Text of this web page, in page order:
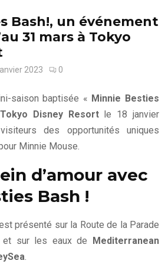
Bash!, un événement
31 mars à Tokyo
2023 0
saison baptisée « Minnie Besties
Tokyo Disney Resort
le 18 janvier
des opportunités uniques
Minnie Mouse.
d’amour avec
Bash !
présenté sur la Route de la Parade
et sur les eaux de
Mediterranean
.